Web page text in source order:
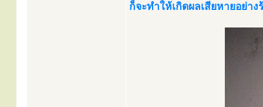
ก็จะทำให้เกิดผลเสียหายอย่า